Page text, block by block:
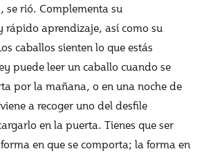
se rió. Complementa su
aprendizaje, así como su
caballos sienten lo que estás
puede leer un caballo cuando se
por la mañana, o en una noche de
a recoger uno del desfile
en la puerta. Tienes que ser
en que se comporta; la forma en